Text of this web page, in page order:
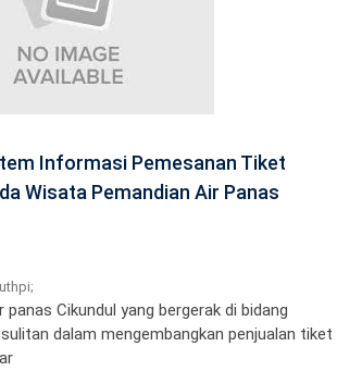
Informasi Pemesanan Tiket
Wisata Pemandian Air Panas
Cikundul yang bergerak di bidang
dalam mengembangkan penjualan tiket